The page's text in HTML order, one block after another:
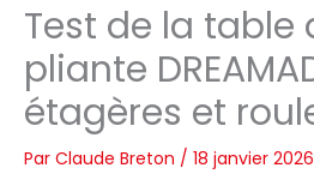
Test de la table
pliante
étagères et
Par Claude Breton / 18 janvier 2026